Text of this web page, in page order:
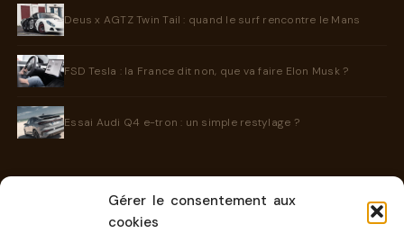
Gérer le consentement aux
cookies
Deus x AGTZ Twin Tail : quand le surf rencontre le Mans
FSD Tesla : la France dit non, que va faire Elon Musk ?
Essai Audi Q4 e-tron : un simple restylage ?
INFORMATIONS